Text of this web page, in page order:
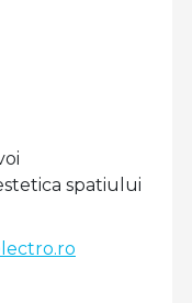
spatiului